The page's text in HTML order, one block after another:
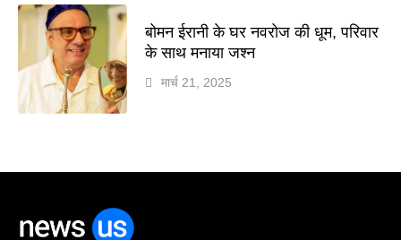
बोमन ईरानी के घर नवरोज की धूम, परिवार
के साथ मनाया जश्न
मार्च 21, 2025